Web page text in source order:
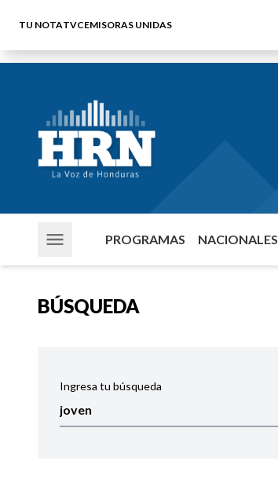
TU NOTATVCEMISORAS UNIDAS
PROGRAMAS NACIONALES
BÚSQUEDA
Ingresa tu búsqueda